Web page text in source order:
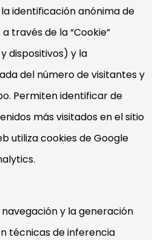
identificación anónima de
través de la “Cookie”
dispositivos) y la
del número de visitantes y
Permiten identificar de
más visitados en el sitio
utiliza cookies de Google
y la generación
técnicas de inferencia